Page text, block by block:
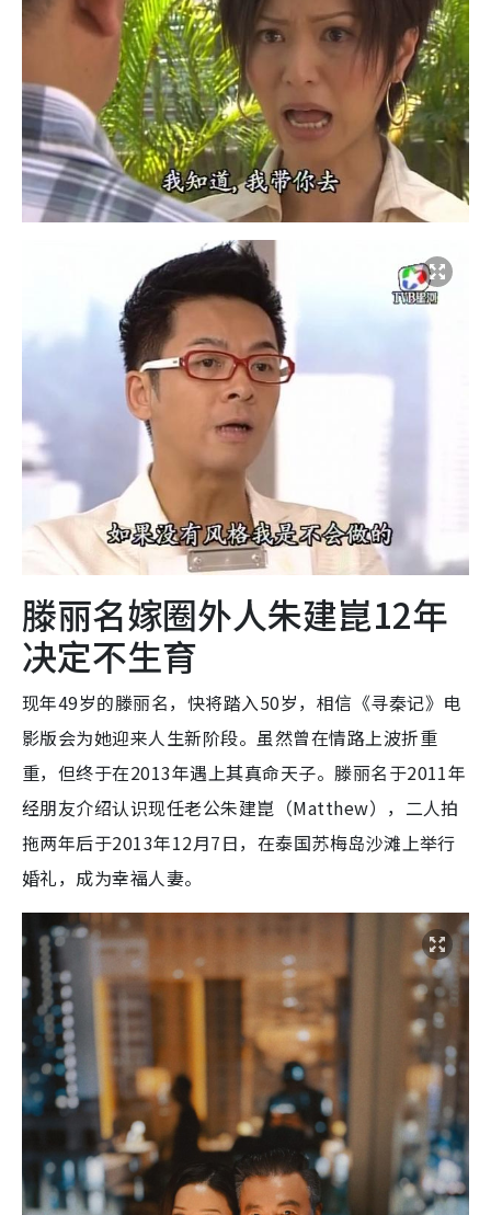
滕丽名嫁圈外人朱建崑12年
决定不生育
现年49岁的滕丽名，快将踏入50岁，相信《寻秦记》电
影版会为她迎来人生新阶段。虽然曾在情路上波折重
重，但终于在2013年遇上其真命天子。滕丽名于2011年
经朋友介绍认识现任老公朱建崑（Matthew），二人拍
拖两年后于2013年12月7日，在泰国苏梅岛沙滩上举行
婚礼，成为幸福人妻。